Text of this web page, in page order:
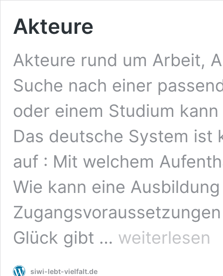
Akteure
Akteure rund um Arbeit,
Suche nach einer
oder einem Studium
Das deutsche System
auf : Mit welchem
Wie kann eine
Glück gibt …
Akteure
weiterlesen
siwi-lebt-vielfalt.de